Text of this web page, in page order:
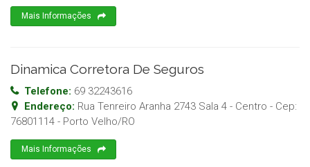
Mais Informações
Dinamica Corretora De Seguros
Telefone: 69 32243616
Endereço: Rua Tenreiro Aranha 2743 Sala 4 - Centro - Cep:
76801114 - Porto Velho/RO
Mais Informações